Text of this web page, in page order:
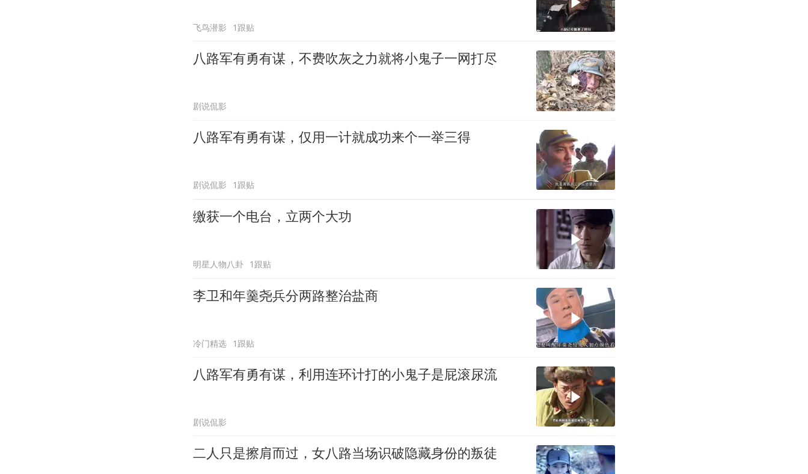
飞鸟潜影 1跟贴
八路军有勇有谋，不费吹灰之力就将小鬼子一网打尽
剧说侃影
八路军有勇有谋，仅用一计就成功来个一举三得
剧说侃影 1跟贴
缴获一个电台，立两个大功
明星人物八卦 1跟贴
李卫和年羹尧兵分两路整治盐商
冷门精选 1跟贴
八路军有勇有谋，利用连环计打的小鬼子是屁滚尿流
剧说侃影
二人只是擦肩而过，女八路当场识破隐藏身份的叛徒